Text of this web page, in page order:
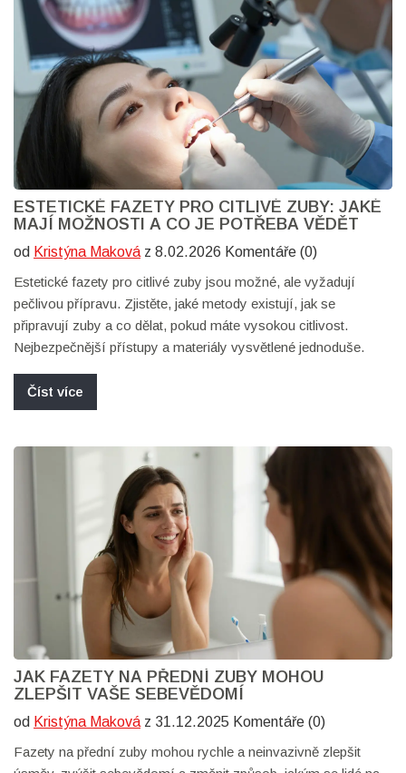
ESTETICKÉ FAZETY PRO CITLIVÉ ZUBY: JAKÉ
MAJÍ MOŽNOSTI A CO JE POTŘEBA VĚDĚT
od Kristýna Maková z 8.02.2026 Komentáře (0)
Estetické fazety pro citlivé zuby jsou možné, ale vyžadují
pečlivou přípravu. Zjistěte, jaké metody existují, jak se
připravují zuby a co dělat, pokud máte vysokou citlivost.
Nejbezpečnější přístupy a materiály vysvětlené jednoduše.
Číst více
JAK FAZETY NA PŘEDNÍ ZUBY MOHOU
ZLEPŠIT VAŠE SEBEVĚDOMÍ
od Kristýna Maková z 31.12.2025 Komentáře (0)
Fazety na přední zuby mohou rychle a neinvazivně zlepšit